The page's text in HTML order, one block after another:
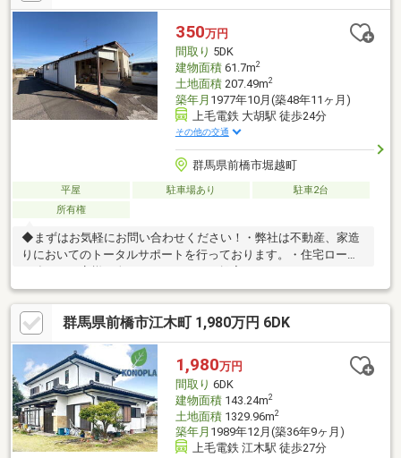
350万円
間取り 5DK
建物面積61.7m2
土地面積207.49m2
築年月 1977年10月(築48年11ヶ月)
上毛電鉄 大胡駅 徒歩24分
その他の交通
群馬県前橋市堀越町
平屋 駐車場あり
駐車2台
所有権
◆まずはお気軽にお問い合わせください！・弊社は不動産、家造
りにおいてのトータルサポートを行っております。・住宅ローン
に強く、お客様一人ひとりにあったご提案をさせていただきま
す。・スタッフ一同、誠心誠意ご対応させていただきます！◆経
験知識が豊富なスタッフが在籍！迅速な対応を心掛けておりま
す。・お問合せを受けてから即日ご対応をさせていただきま
す。・その他物件情報も多数ございます！お気軽にお問い合わせ
ください。
群馬県前橋市江木町 1,980万円 6DK
1,980万円
間取り 6DK
建物面積143.24m2
土地面積1329.96m2
築年月 1989年12月(築36年9ヶ月)
上毛電鉄 江木駅 徒歩27分